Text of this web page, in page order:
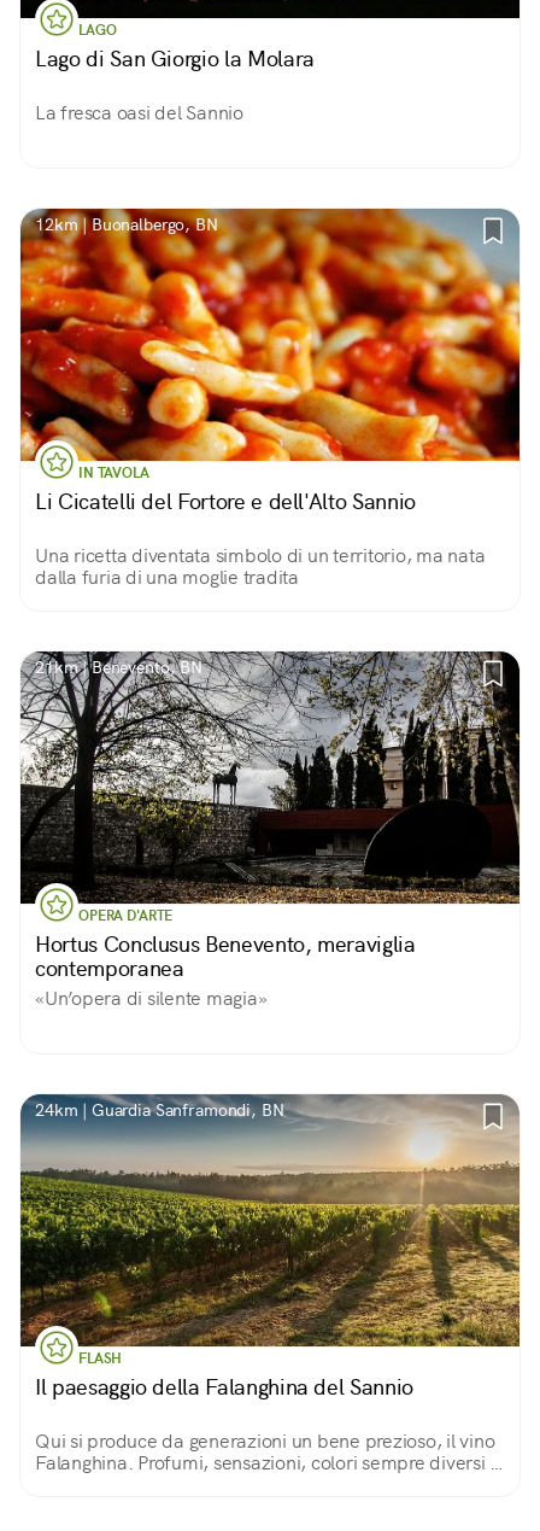
LAGO
Lago di San Giorgio la Molara
La fresca oasi del Sannio
12km | Buonalbergo, BN
IN TAVOLA
Li Cicatelli del Fortore e dell'Alto Sannio
Una ricetta diventata simbolo di un territorio, ma nata
dalla furia di una moglie tradita
21km | Benevento, BN
OPERA D'ARTE
Hortus Conclusus Benevento, meraviglia
contemporanea
«Un’opera di silente magia»
24km | Guardia Sanframondi, BN
FLASH
Il paesaggio della Falanghina del Sannio
Qui si produce da generazioni un bene prezioso, il vino
Falanghina. Profumi, sensazioni, colori sempre diversi in